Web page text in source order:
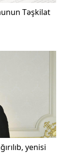
Təşkilat
yenisi